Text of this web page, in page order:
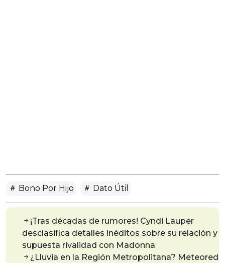
Bono Por Hijo Dato Útil
¡Tras décadas de rumores! Cyndi Lauper
desclasifica detalles inéditos sobre su relación y
supuesta rivalidad con Madonna
¿Lluvia en la Región Metropolitana? Meteored